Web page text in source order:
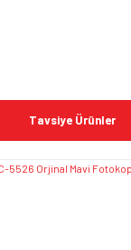
Bu ürüne ilk yorumu siz
Yorum Yaz
gördüğünüz noktaları
iletebilirsiniz.
Tavsiye Ürünler